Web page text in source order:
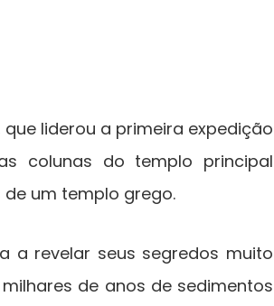
liderou a primeira expedição
colunas do templo principal
um templo grego.
a revelar seus segredos muito
de anos de sedimentos